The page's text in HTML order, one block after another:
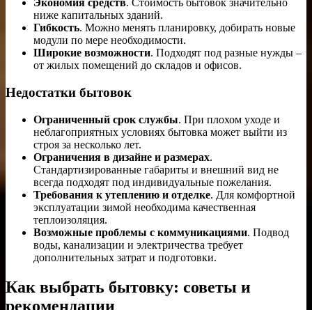
Экономия средств. Стоимость бытовок значительно
ниже капитальных зданий.
Гибкость. Можно менять планировку, добирать новые
модули по мере необходимости.
Широкие возможности. Подходят под разные нужды –
от жилых помещений до складов и офисов.
Недостатки бытовок
Ограниченный срок службы. При плохом уходе и
неблагоприятных условиях бытовка может выйти из
строя за несколько лет.
Ограничения в дизайне и размерах.
Стандартизированные габариты и внешний вид не
всегда подходят под индивидуальные пожелания.
Требования к утеплению и отделке. Для комфортной
эксплуатации зимой необходима качественная
теплоизоляция.
Возможные проблемы с коммуникациями. Подвод
воды, канализации и электричества требует
дополнительных затрат и подготовки.
Как выбрать бытовку: советы и
рекомендации